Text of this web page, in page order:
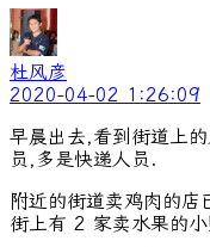
杜风彦
2020-04-02 1:26:09
早晨出去,看到街道上
员,多是快递人员.
附近的街道卖鸡肉的
街上有 2 家卖水果的